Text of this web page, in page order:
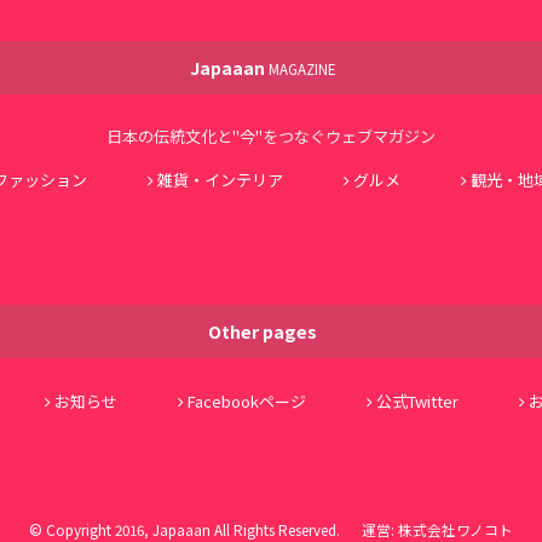
Japaaan MAGAZINE
日本の伝統文化と"今"をつなぐウェブマガジン
ァッション
雑貨・インテリア グルメ 観光・地
Other pages
お知らせ Facebookページ 公式Twitter
© Copyright 2016, Japaaan All Rights Reserved. 運営: 株式会社ワノコト